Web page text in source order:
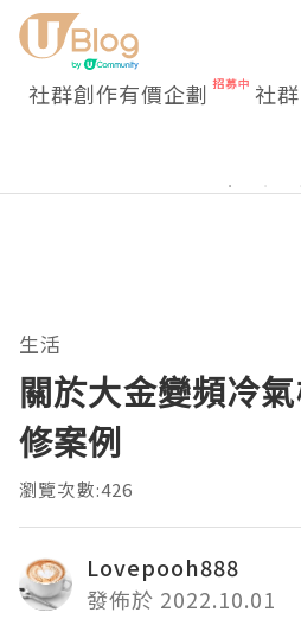
社群創作有價企劃 社
生活
關於大金變頻冷
修案例
瀏覽次數:426
Lovepooh888
發佈於 2022.10.01